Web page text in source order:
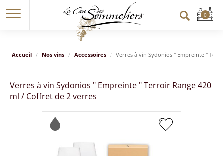
Accueil Nos vins Accessoires Verres à vin Sydonios " Empreinte "
Verres à vin Sydonios " Empreinte " Terroir Range 420
ml / Coffret de 2 verres